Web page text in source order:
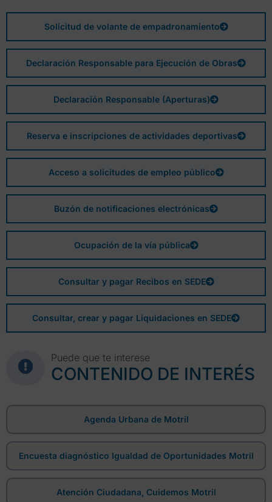
Solicitud de volante de empadronamiento
Declaración Responsable para Ejecución de Obras
Declaración Responsable (Aperturas)
Reserva e inscripciones de actividades deportivas
Acceso a solicitudes de empleo público
Buzón de notificaciones electrónicas
Ocupación de la vía pública
Consultar y pagar Recibos en SEDE
Consultar, crear y pagar Liquidaciones en SEDE
Puede que te interese
CONTENIDO DE INTERÉS
Agenda Urbana de Motril
Encuesta diagnóstico Igualdad de Oportunidades Motril
Atención Ciudadana, Cuidemos Motril